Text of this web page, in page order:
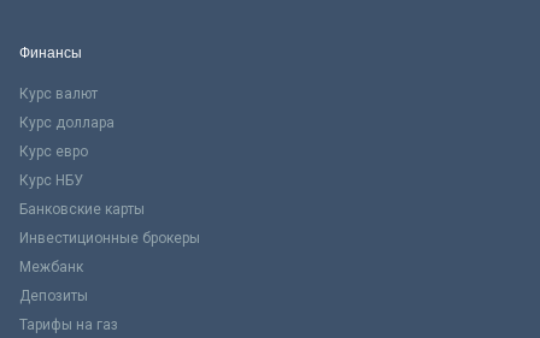
Финансы
Курс валют
Курс доллара
Курс евро
Курс НБУ
Банковские карты
Инвестиционные брокеры
Межбанк
Депозиты
Тарифы на газ